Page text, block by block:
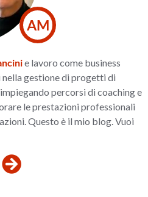
AM
e lavoro come business
gestione di progetti di
percorsi di coaching e
le prestazioni professionali
Questo è il mio blog. Vuoi